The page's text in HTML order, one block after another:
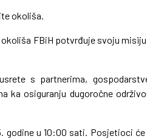
okoliša.
FBiH potvrđuje svoju
s partnerima,
ka osiguranju dugoročne
godine u 10:00 sati. Posjetioci